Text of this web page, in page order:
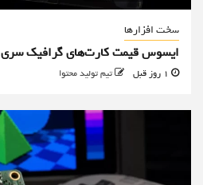
سخت افزارها
ایسوس قیمت کارت‌های گرافیک سری RTX 50 را افزایش داد
تیم تولید محتوا